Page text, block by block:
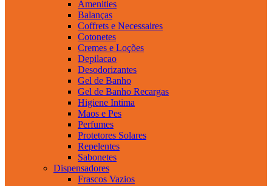
Amenities
Balanças
Coffrets e Necessaires
Cotonetes
Cremes e Loções
Depilacao
Desodorizantes
Gel de Banho
Gel de Banho Recargas
Higiene Intima
Maos e Pes
Perfumes
Protetores Solares
Repelentes
Sabonetes
Dispensadores
Frascos Vazios